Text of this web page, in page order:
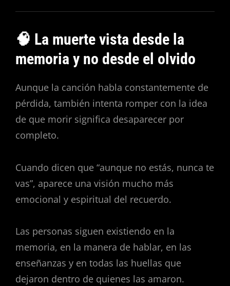
🧠 La muerte vista desde la
memoria y no desde el olvido
Aunque la canción habla constantemente de
pérdida, también intenta romper con la idea
de que morir significa desaparecer por
completo.
Cuando dicen que “aunque no estás, nunca te
vas”, aparece una visión mucho más
emocional y espiritual del recuerdo.
Las personas siguen existiendo en la
memoria, en la manera de hablar, en las
enseñanzas y en todas las huellas que
dejaron dentro de quienes las amaron.